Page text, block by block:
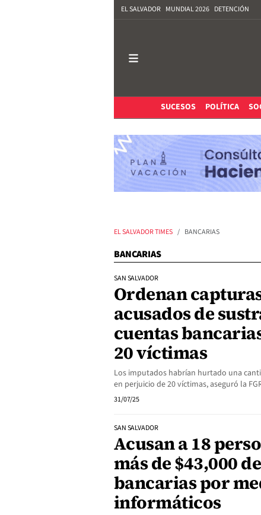
EL SALVADOR MUNDIAL 2026 DETENCIÓN
SUCESOS
POLÍTICA
EL SALVADOR TIMES BANCARIAS
BANCARIAS
SAN SALVADOR
Ordenan
acusados de
cuentas
20 víctimas
Los imputados habrían hurtado una
en perjuicio de 20 víctimas, aseguró la
31/07/25
SAN SALVADOR
Acusan a 18
más de $43,000
bancarias por
informáticos